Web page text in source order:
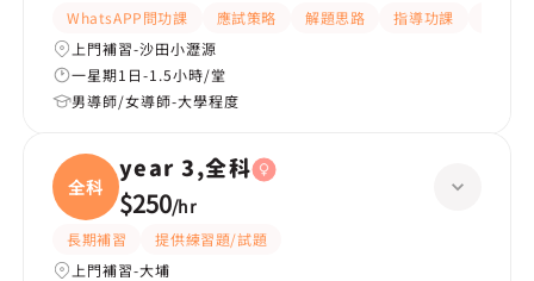
WhatsAPP問功課 應試策略 解題思路 指導功課
上門補習-沙田小瀝源
一星期1日-1.5小時/堂
男導師/女導師-大學程度
全科
year 3,全科
$250/hr
長期補習
提供練習題/試題
上門補習-大埔